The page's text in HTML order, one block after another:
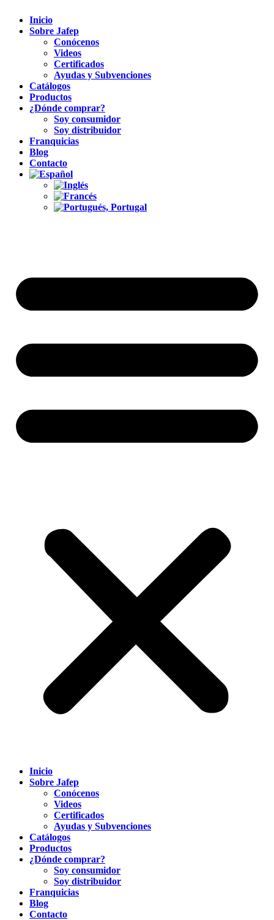
Inicio
Sobre Jafep
Conócenos
Videos
Certificados
Ayudas y Subvenciones
Catálogos
Productos
¿Dónde comprar?
Soy consumidor
Soy distribuidor
Franquicias
Blog
Contacto
Inicio
Sobre Jafep
Conócenos
Videos
Certificados
Ayudas y Subvenciones
Catálogos
Productos
¿Dónde comprar?
Soy consumidor
Soy distribuidor
Franquicias
Blog
Contacto